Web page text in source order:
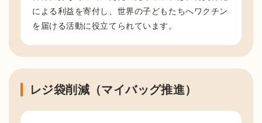
による利益を寄付し、世界の子どもたちへワクチン
を届ける活動に役立てられています。
レジ袋削減（マイバッグ推進）